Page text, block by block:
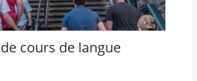
cours de langue